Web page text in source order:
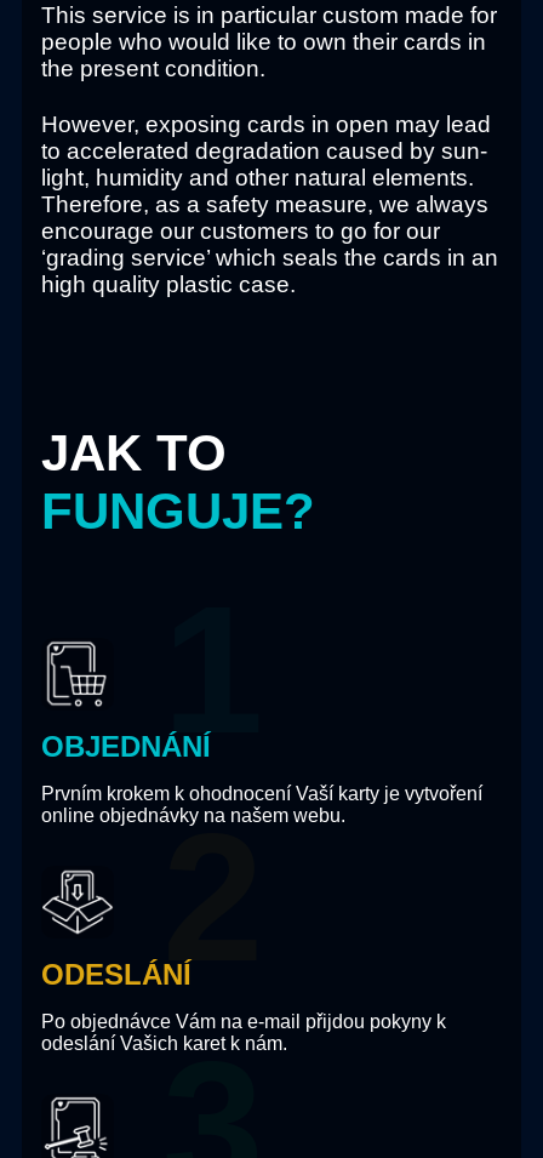
This service is in particular custom made for
people who would like to own their cards in
the present condition.
However, exposing cards in open may lead
to accelerated degradation caused by sun-
light, humidity and other natural elements.
Therefore, as a safety measure, we always
encourage our customers to go for our
‘grading service’ which seals the cards in an
high quality plastic case.
JAK TO
FUNGUJE?
OBJEDNÁNÍ
Prvním krokem k ohodnocení Vaší karty je vytvoření
online objednávky na našem webu.
ODESLÁNÍ
Po objednávce Vám na e-mail přijdou pokyny k
odeslání Vašich karet k nám.